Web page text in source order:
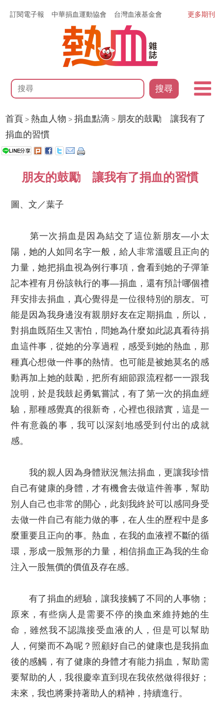
訂閱電子報 中華捐血運動協會 台灣血液基金會
搜尋
更多期刊
首頁 >熱血人物 >捐血點滴 > 朋友的鼓勵 讓我有了
捐血的習慣
朋友的鼓勵 讓我有了捐血的習慣
圖、文／葉子
第一次捐血是因為結交了這位新朋友—小太
陽，她的人如同名字一般，給人非常溫暖且正向的
力量，她把捐血視為例行事項，會看到她的子彈筆
記本裡有月份該執行的事—捐血，還有預計哪個禮
拜安排去捐血，真心覺得是一位很特別的朋友。可
能是因為我身邊沒有親朋好友在定期捐血，所以，
對捐血既陌生又害怕，問她為什麼如此認真看待捐
血這件事，從她的分享過程，感受到她的熱血，那
種真心想做一件事的熱情。也可能是被她莫名的感
動再加上她的鼓勵，把所有細節跟流程都一一跟我
說明，於是我鼓起勇氣嘗試，有了第一次的捐血經
驗，那種感覺真的很新奇，心裡也很踏實，這是一
件有意義的事，我可以深刻地感受到付出的成就
感。
我的親人因為身體狀況無法捐血，更讓我珍惜
自己有健康的身體，才有機會去做這件善事，幫助
別人自己也非常的開心，此刻我終於可以感同身受
去做一件自己有能力做的事，在人生的歷程中是多
麼重要且正向的事。熱血，在我的血液裡不斷的循
環，形成一股無形的力量，相信捐血正為我的生命
注入一股無價的價值及存在感。
有了捐血的經驗，讓我接觸了不同的人事物；
原來，有些病人是需要不停的換血來維持她的生
命，雖然我不認識接受血液的人，但是可以幫助
人，何樂而不為呢？照顧好自己的健康也是我捐血
後的感觸，有了健康的身體才有能力捐血，幫助需
要幫助的人，我很慶幸直到現在我依然做得很好；
未來，我也將秉持著助人的精神，持續進行。